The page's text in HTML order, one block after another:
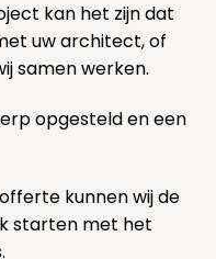
kan het zijn dat
uw architect, of
samen werken.
opgesteld en een
kunnen wij de
starten met het
.